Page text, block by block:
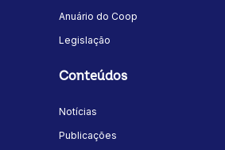
Anuário do Coop
Legislação
Conteúdos
Notícias
Publicações